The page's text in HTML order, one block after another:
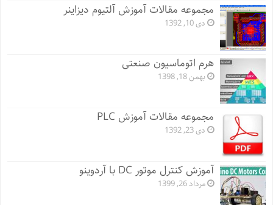
مجموعه مقالات آموزش آلتیوم دیزاینر
دی 10, 1392
هرم اتوماسیون صنعتی
بهمن 18, 1398
مجموعه مقالات آموزش PLC
دی 23, 1392
آموزش کنترل موتور DC با آردوینو
مرداد 26, 1399